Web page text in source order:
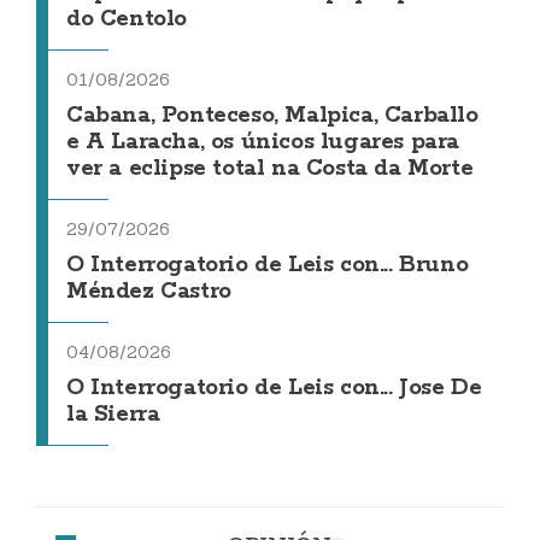
do Centolo
01/08/2026
Cabana, Ponteceso, Malpica, Carballo
e A Laracha, os únicos lugares para
ver a eclipse total na Costa da Morte
29/07/2026
O Interrogatorio de Leis con... Bruno
Méndez Castro
04/08/2026
O Interrogatorio de Leis con... Jose De
la Sierra